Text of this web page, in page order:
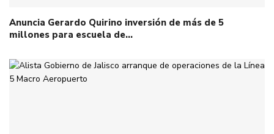
Anuncia Gerardo Quirino inversión de más de 5
millones para escuela de…